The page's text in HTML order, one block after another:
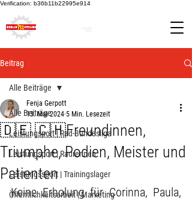
Verification: b36b11b22995e914
Beitrag
Alle Beiträge
Leistungsport | Rad-Bundesliga
Leistungsport | Radrennen
Leistungssport | Trainingslager
Öffentlichkeitsarbeit | Marketing
Alle Beiträge
🇩🇪 🇨🇭Freundinnen,
Triumphe, Podien, Meister und
Patienten
Fenja Gerpott
13. Mai 2024 5 Min. Lesezeit
Keine Erholung für Corinna, Paula,